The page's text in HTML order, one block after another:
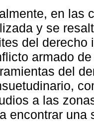
en las
y se
del derecho
armado
del
a las
encontrar una